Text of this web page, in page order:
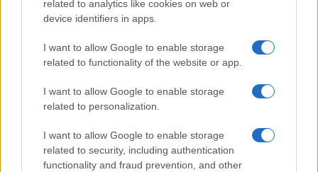
related to analytics like cookies on web or
device identifiers in apps.
I want to allow Google to enable storage
related to functionality of the website or app.
I want to allow Google to enable storage
related to personalization.
I want to allow Google to enable storage
related to security, including authentication
functionality and fraud prevention, and other
I nostri cari
I nostri cari